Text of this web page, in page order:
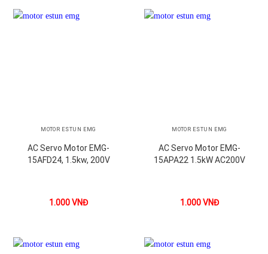
MOTOR ESTUN EMG
AC Servo Motor EMG-
15AFD24, 1.5kw, 200V
1.000VNĐ
MOTOR ESTUN EMG
AC Servo Motor EMG-
15APA22 1.5kW AC200V
1.000VNĐ